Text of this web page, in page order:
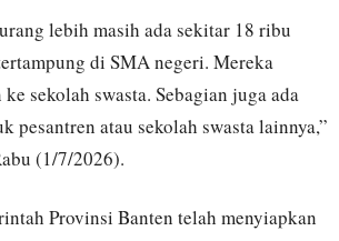
lebih masih ada sekitar 18 ribu
di SMA negeri. Mereka
sekolah swasta. Sebagian juga ada
pesantren atau sekolah swasta lainnya,”
(1/7/2026).
Provinsi Banten telah menyiapkan